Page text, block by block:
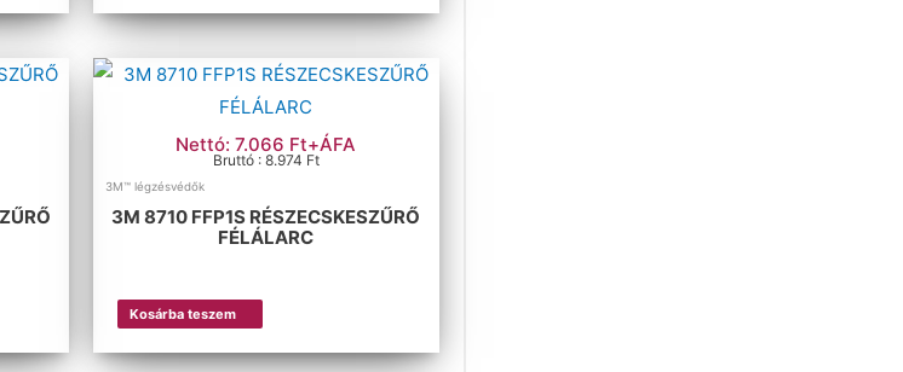
Nettó: 7.066 Ft+ÁFA
Bruttó : 8.974 Ft
3M™ légzésvédők
3M 8710 FFP1S RÉSZECSKESZŰRŐ
FÉLÁLARC
Kosárba teszem